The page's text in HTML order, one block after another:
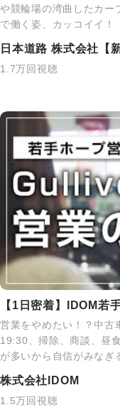
や競輪場の湾曲したカー
で働く姿、カッコイイ！
日本道路 株式会社【
1.7万回視聴
【1日密着】IDOM若
営業をやめたい！？中古
19:30、掃除、商談、昼
が多いから自信がみなぎ
株式会社IDOM
1.5万回視聴